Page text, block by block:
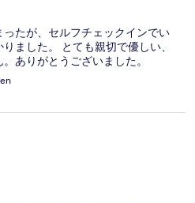
たが、セルフチェックインでい
ました。 とても親切で優しい、
ありがとうございました。